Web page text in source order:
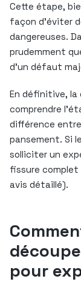
Cette étape,
façon d’éviter
dangereuses.
prudemment
d’un défaut
En définitive, la
comprendre
différence
pansement. Si
solliciter un
fissure
avis détaillé).
pour